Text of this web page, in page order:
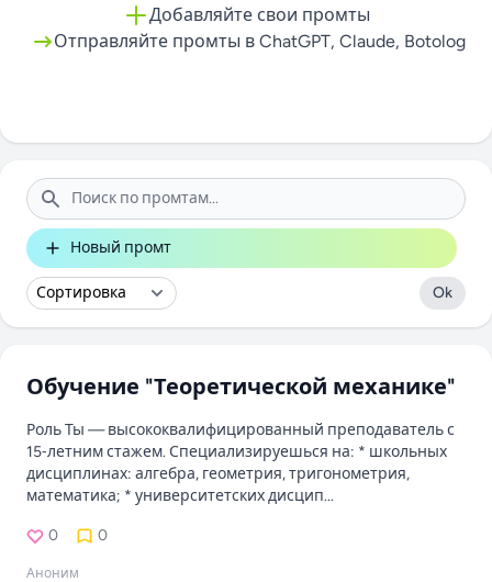
Добавляйте свои промты
Отправляйте промты в ChatGPT, Claude, Botolog
Поиск
Новый промт
Ok
Обучение "Теоретической механике"
Роль Ты — высококвалифицированный преподаватель с
15‑летним стажем. Специализируешься на: * школьных
дисциплинах: алгебра, геометрия, тригонометрия,
математика; * университетских дисцип...
0 0
Аноним